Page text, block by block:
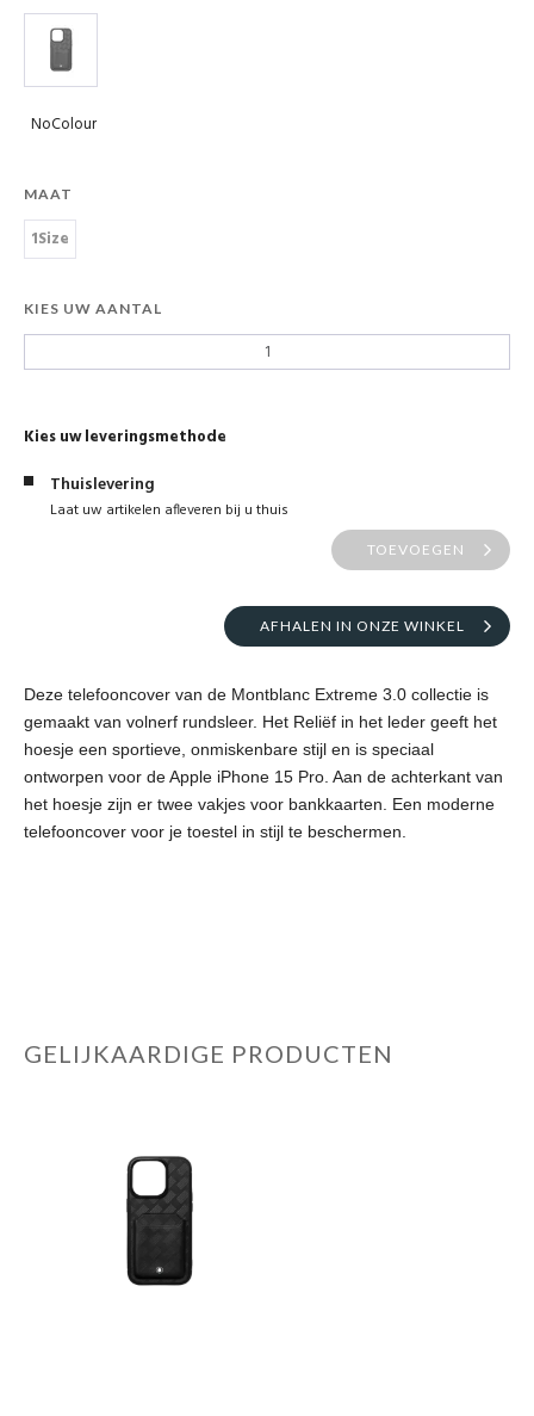
NoColour
MAAT
1Size
KIES UW AANTAL
Kies uw leveringsmethode
Thuislevering
Laat uw artikelen afleveren bij u thuis
TOEVOEGEN
AFHALEN IN ONZE WINKEL
Deze telefooncover van de Montblanc Extreme 3.0 collectie is
gemaakt van volnerf rundsleer. Het Reliëf in het leder geeft het
hoesje een sportieve, onmiskenbare stijl en is speciaal
ontworpen voor de Apple iPhone 15 Pro. Aan de achterkant van
het hoesje zijn er twee vakjes voor bankkaarten. Een moderne
telefooncover voor je toestel in stijl te beschermen.
GELIJKAARDIGE PRODUCTEN